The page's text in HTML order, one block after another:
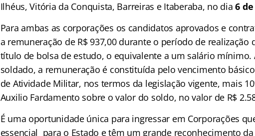
Ilhéus, Vitória da Conquista, Barreiras e Itaberaba, no dia6
Para ambas as corporações os candidatos aprovados e
a remuneração de R$ 937,00 durante o período de realização
título de bolsa de estudo, o equivalente a um salário mínimo.
soldado, a remuneração é constituída pelo vencimento
de Atividade Militar, nos termos da legislação vigente, mais
Auxilio Fardamento sobre o valor do soldo, no valor de R$
É uma oportunidade única para ingressar em Corporações
essencial para o Estado e têm um grande reconhecimento